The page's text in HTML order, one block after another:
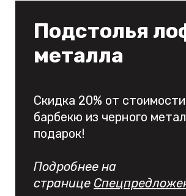
Подстолья
металла
Скидка 20% от
барбекю из черного
подарок!
Подробнее на
странице